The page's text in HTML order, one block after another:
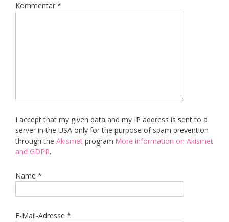
Kommentar *
I accept that my given data and my IP address is sent to a
server in the USA only for the purpose of spam prevention
through the Akismet program.More information on Akismet
and GDPR.
Name *
E-Mail-Adresse *